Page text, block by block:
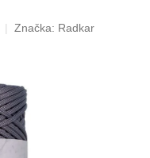
Značka: Radkar